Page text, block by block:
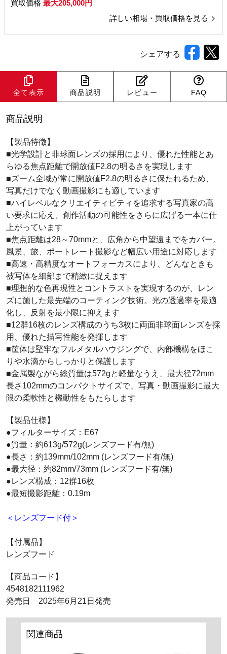
買取価格 最大205,000円
詳しい相場・買取価格を見る
シェアする
全て表示 商品説明 レビュー FAQ
商品説明
【製品特徴】
■光学設計と非球面レンズの採用により、優れた性能とあ
らゆる焦点距離で開放値F2.8の明るさを実現します
■ズーム全域が常に開放値F2.8の明るさに保たれるため、
写真だけでなく動画撮影にも適しています
■ハイレベルなクリエイティビティを追求する写真家の高
い要求に応え、創作活動の可能性をさらに広げる一本に仕
上がっています
■焦点距離は28～70mmと、広角から中望遠までをカバー。
風景、旅、ポートレート撮影など幅広い用途に対応します
■高速・高精度なオートフォーカスにより、どんなときも
被写体を細部まで精緻に捉えます
■理想的な色再現性とコントラストを実現するのが、レン
ズに施した最先端のコーティング技術。光の透過率を最適
化し、反射を最小限に抑えます
■12群16枚のレンズ構成のうち3枚に両面非球面レンズを採
用、優れた描写性能を発揮します
■筐体は堅牢なフルメタルハウジングで、内部機構をほこ
りや水滴からしっかりと保護します
■金属製ながら総質量は572gと軽量なうえ、最大径72mm
長さ102mmのコンパクトサイズで、写真・動画撮影に最大
限の柔軟性と機動性をもたらします
【製品仕様】
●フィルターサイズ：E67
●質量：約613g/572g(レンズフード有/無)
●長さ：約139mm/102mm (レンズフード有/無)
●最大径：約82mm/73mm (レンズフード有/無)
●レンズ構成：12群16枚
●最短撮影距離：0.19m
＜レンズフード付＞
【付属品】
レンズフード
【商品コード】
4548182111962
発売日 2025年6月21日発売
関連商品